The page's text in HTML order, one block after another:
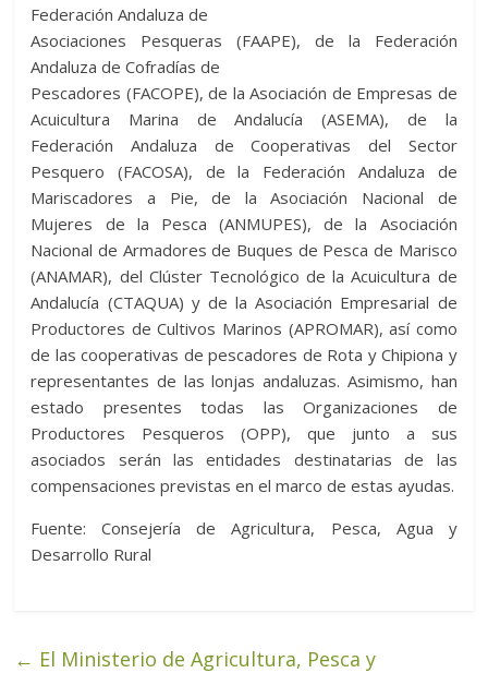
Federación Andaluza de
Asociaciones Pesqueras (FAAPE), de la Federación
Andaluza de Cofradías de
Pescadores (FACOPE), de la Asociación de Empresas de
Acuicultura Marina de Andalucía (ASEMA), de la
Federación Andaluza de Cooperativas del Sector
Pesquero (FACOSA), de la Federación Andaluza de
Mariscadores a Pie, de la Asociación Nacional de
Mujeres de la Pesca (ANMUPES), de la Asociación
Nacional de Armadores de Buques de Pesca de Marisco
(ANAMAR), del Clúster Tecnológico de la Acuicultura de
Andalucía (CTAQUA) y de la Asociación Empresarial de
Productores de Cultivos Marinos (APROMAR), así como
de las cooperativas de pescadores de Rota y Chipiona y
representantes de las lonjas andaluzas. Asimismo, han
estado presentes todas las Organizaciones de
Productores Pesqueros (OPP), que junto a sus
asociados serán las entidades destinatarias de las
compensaciones previstas en el marco de estas ayudas.
Fuente: Consejería de Agricultura, Pesca, Agua y
Desarrollo Rural
← El Ministerio de Agricultura, Pesca y